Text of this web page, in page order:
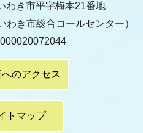
き市平字梅本21番地
わき市総合コールセンター）
のアクセス
トマップ